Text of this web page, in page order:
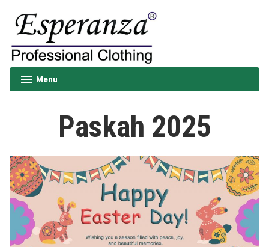
content
Esperanza
Menu
expanded
collapsed
Paskah 2025